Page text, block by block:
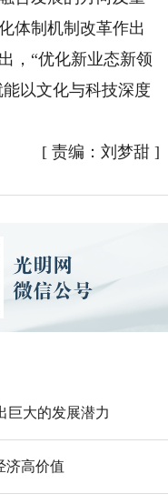
体制机制改革作出
，“优化新业态新领
以文化与科技深度
[ 责编：刘梦甜]
巨大的发展潜力
济高价值